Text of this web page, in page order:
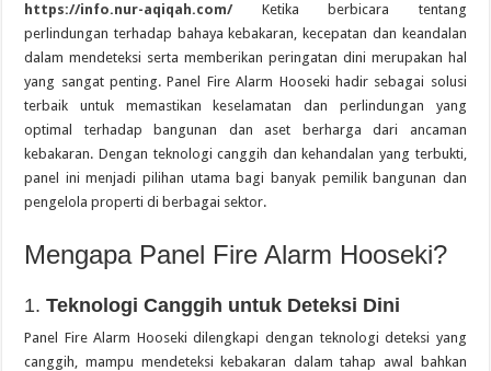
https://info.nur-aqiqah.com/ Ketika berbicara tentang
perlindungan terhadap bahaya kebakaran, kecepatan dan keandalan
dalam mendeteksi serta memberikan peringatan dini merupakan hal
yang sangat penting. Panel Fire Alarm Hooseki hadir sebagai solusi
terbaik untuk memastikan keselamatan dan perlindungan yang
optimal terhadap bangunan dan aset berharga dari ancaman
kebakaran. Dengan teknologi canggih dan kehandalan yang terbukti,
panel ini menjadi pilihan utama bagi banyak pemilik bangunan dan
pengelola properti di berbagai sektor.
Mengapa Panel Fire Alarm Hooseki?
1.Teknologi Canggih untuk Deteksi Dini
Panel Fire Alarm Hooseki dilengkapi dengan teknologi deteksi yang
canggih, mampu mendeteksi kebakaran dalam tahap awal bahkan